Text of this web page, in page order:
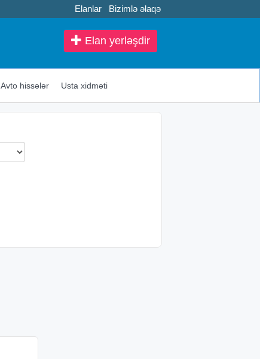
Elanlar Bizimlə əlaqə
Elan yerləşdir
Avto hissələr Usta xidməti